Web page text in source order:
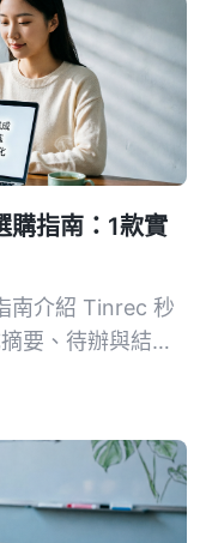
購指南：1款實
南介紹 Tinrec 秒
要、待辦與結構